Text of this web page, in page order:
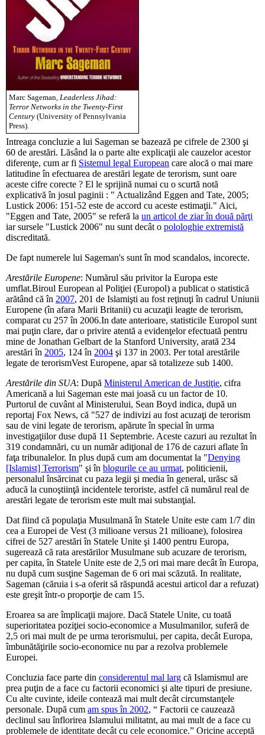
Marc Sageman, Leaderless Jihad:
Terror Networks in the Twenty-First
Century (University of Pennsylvania
Press).
Intreaga concluzie a lui Sageman se bazează pe cifrele de 2300 şi
60 de arestări. Lăsând la o parte alte explicaţii ale cauzelor acestor
diferenţe, cum ar fi Sistemul legal European care alocă o mai mare
latitudine în efectuarea de arestări legate de terorism, sunt oare
aceste cifre corecte ? El le sprijină numai cu o scurtă notă
explicativă în josul paginii : " Actualizând Eggen and Tate, 2005;
Lustick 2006: 151-52 este de accord cu aceste estimaţii." Aici,
"Eggen and Tate, 2005" se referă la un articol de ziar în două părţi
iar sursele "Lustick 2006" nu sunt decât o polologhie extremistă
discreditată.
De fapt numerele lui Sageman's sunt în mod scandalos, incorecte.
Arestările Europene: Numărul său privitor la Europa este
umflat.Biroul European al Poliţiei (Europol) a publicat o statistică
arătând că în 2007, 201 de Islamişti au fost reţinuţi în cadrul Uniunii
Europene (în afara Marii Britanii) cu acuzaţii leagte de terorism,
comparat cu 257 în 2006.In date anterioare, statisticile Europol sunt
mai puţin clare, dar o privire atentă a evidenţelor efectuată pentru
mine de Jonathan Gelbart de la Stanford University, arată 234
arestări în 2005, 124 în 2004 şi 137 in 2003. Per total arestările
legate de terorismVest Europene, apar să totalizeze sub 1400.
Arestările din SUA: După Ministerul American de Justiţie, cifra
Americană a lui Sageman este mai joasă cu un factor de 10.
Purtorul de cuvânt al Ministerului, Sean Boyd indica, după un
reportaj Fox News, că "527 de indivizi au fost acuzaţi de terorism
sau de vini legate de terorism, apărute în special în urma
investigaţiilor duse după 11 Septembrie. Aceste cazuri au rezultat în
319 condamnări, cu un număr adiţional de 176 de cazuri aflate în
faţa tribunalelor. In plus după cum am documentat la "Denying
[Islamist] Terrorism" şi în blogurile ce au urmat, politicienii,
personalul însărcinat cu paza legii şi media în general, urăsc să
aducă la cunoştiinţă incidentele teroriste, astfel că numărul real de
arestări legate de terorism este mult mai substanţial.
Dat fiind că populaţia Musulmană în Statele Unite este cam 1/7 din
cea a Europei de Vest (3 milioane versus 21 milioane), folosirea
cifrei de 527 arestări în Statele Unite şi 1400 pentru Europa,
sugerează că rata arestărilor Musulmane sub acuzare de terorism,
per capita, în Statele Unite este de 2,5 ori mai mare decât în Europa,
nu după cum susţine Sageman de 6 ori mai scăzută. In realitate,
Sageman (căruia i s-a oferit să răspundă acestui articol dar a refuzat)
este greşit într-o proporţie de cam 15.
Eroarea sa are împlicaţii majore. Dacă Statele Unite, cu toată
superioritatea poziţiei socio-economice a Musulmanilor, suferă de
2,5 ori mai mult de pe urma terorismului, per capita, decât Europa,
îmbunătăţirile socio-economice nu par a rezolva problemele
Europei.
Concluzia face parte din considerentul mal larg că Islamismul are
prea puţin de a face cu factorii economici şi alte tipuri de presiune.
Cu alte cuvinte, ideile contează mai mult decât circumstanţele
personale. După cum am spus în 2002, “ Factorii ce cauzează
declinul sau înflorirea Islamului militatnt, au mai mult de a face cu
problemele de identitate decât cu cele economice.” Oricine acceptă